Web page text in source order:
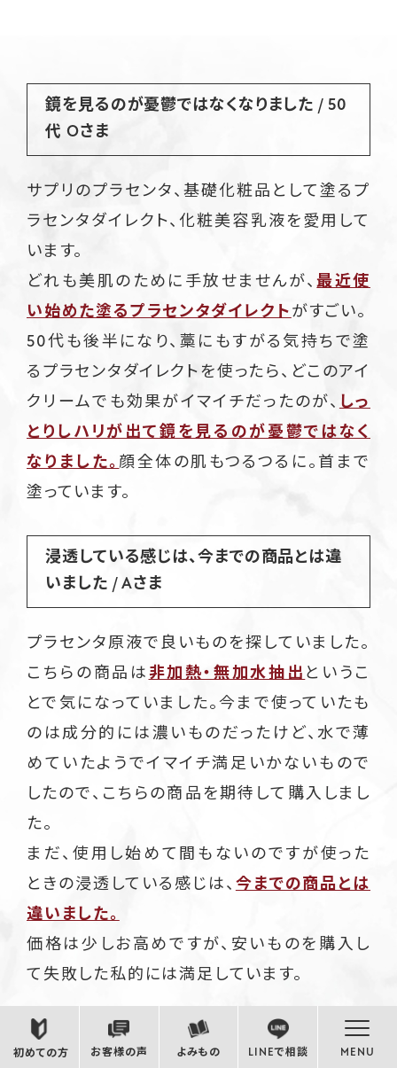
初めての方 お客様の声 よみもの LINEで相談 MENU
鏡を見るのが憂鬱ではなくなりました / 50
代 Oさま
サプリのプラセンタ、基礎化粧品として塗るプ
ラセンタダイレクト、化粧美容乳液を愛用して
います。
どれも美肌のために手放せませんが、最近使
い始めた塗るプラセンタダイレクト がすごい。
50代も後半になり、藁にもすがる気持ちで塗
るプラセンタダイレクトを使ったら、どこのアイ
クリームでも効果がイマイチだったのが、 しっ
とりしハリが出て鏡を見るのが憂鬱ではなく
なりました。 顔全体の肌もつるつるに。首まで
塗っています。
浸透している感じは、今までの商品とは違
いました / Aさま
プラセンタ原液で良いものを探していました。
こちらの商品は 非加熱・無加水抽出 というこ
とで気になっていました。今まで使っていたも
のは成分的には濃いものだったけど、水で薄
めていたようでイマイチ満足いかないもので
したので、こちらの商品を期待して購入しまし
た。
まだ、使用し始めて間もないのですが使った
ときの浸透している感じは、 今までの商品とは
違いました。
価格は少しお高めですが、安いものを購入し
て失敗した私的には満足しています。